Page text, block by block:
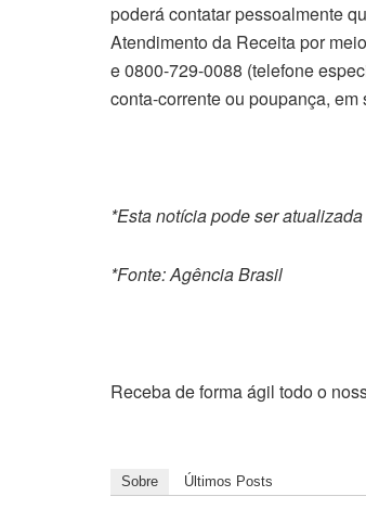
poderá contatar pessoalmente
Atendimento da Receita por
e 0800-729-0088 (telefone
conta-corrente ou poupança,
*Esta notícia pode ser
*Fonte: Agência Brasil
Receba de forma ágil todo o
Sobre Últimos Posts